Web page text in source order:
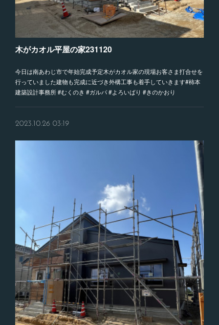
木がカオル平屋の家231120
今日は南あわじ市で年始完成予定木がカオル家の現場お客さま打合せを
行っていました建物も完成に近づき外構工事も着手していきます#柿本
建築設計事務所 #むくのき #ガルパ #よろいばり #きのかおり
2023.10.26 03:19